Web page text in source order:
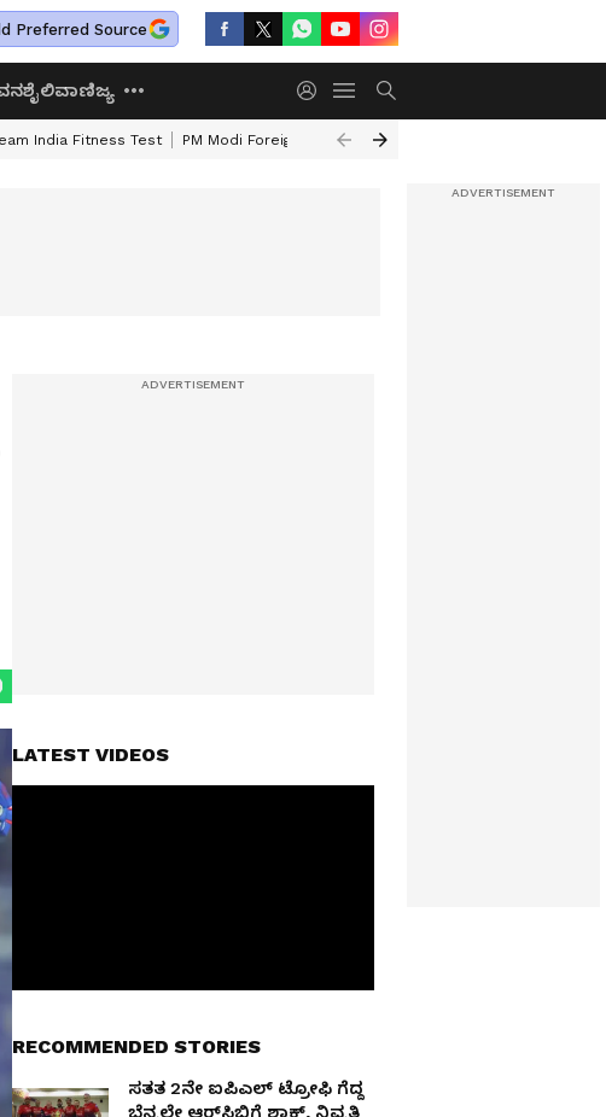
Preferred Source
ವಾಣಿಜ್ಯ
India Fitness Test PM Modi Foreign Travel Expenditure
LATEST VIDEOS
RECOMMENDED STORIES
ಸತತ 2ನೇ ಐಪಿಎಲ್‌ ಟ್ರೋಫಿ ಗೆದ್ದ
ಬೆನ್ನಲ್ಲೇ ಆರ್‌ಸಿಬಿಗೆ ಶಾಕ್‌, ನಿವೃತ್ತಿ